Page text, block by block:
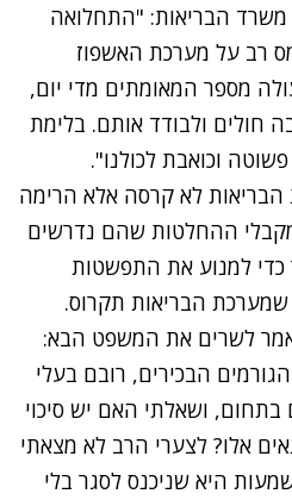
הבריאות: "התחלואה
רב על מערכת האשפוז
מספר המאומתים מדי יום,
חולים ולבודד אותם. בלימת
וכואבת לכולנו".
הבריאות לא קרסה אלא הרימה
ההחלטות שהם נדרשים
כדי למנוע את התפשטות
הבריאות תקרוס.
לשרים את המשפט הבא:
הבכירים, רובם בעלי
ושאלתי האם יש סיכוי
אלו? לצערי הרב לא מצאתי
היא שניכנס לסגר בלי